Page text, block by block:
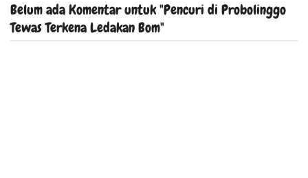
Belum ada Komentar untuk "Pencuri di Probolinggo
Tewas Terkena Ledakan Bom"